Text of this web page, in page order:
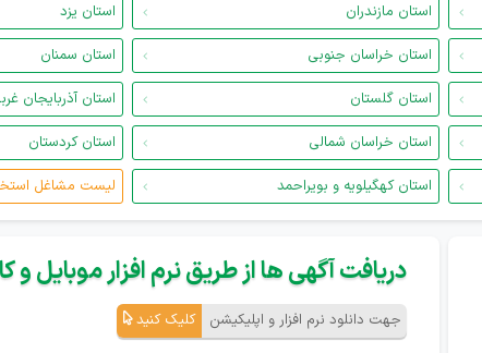
استان مازندران
استان یزد
استان خراسان جنوبی
استان سمنان
استان گلستان
استان آذربایجان
استان خراسان شمالی
استان کردستان
استان کهگیلویه و بویراحمد لیست مشاغل
دریافت آگهی ها از طریق نرم افزار موبایل و
جهت دانلود نرم افزار و اپلیکیشن کلیک کنید